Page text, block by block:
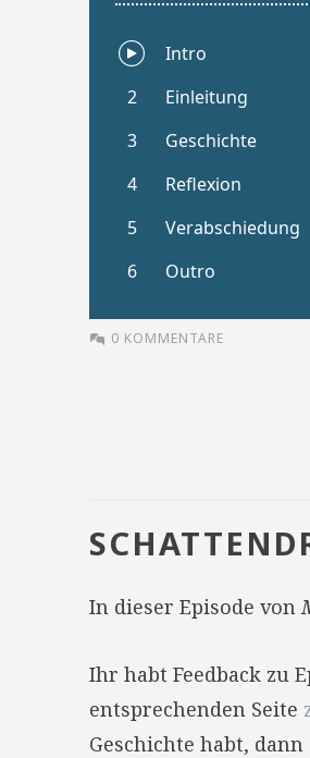
0 KOMMENTARE
In dieser Episode von
Ihr habt Feedback zu
entsprechenden Seite
Geschichte habt,